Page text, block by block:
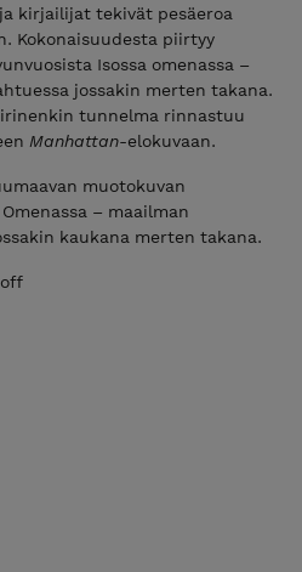
kirjailijat tekivät pesäeroa
Kokonaisuudesta piirtyy
Isossa omenassa –
jossakin merten takana.
tunnelma rinnastuu
Manhattan-elokuvaan.
muotokuvan
– maailman
kaukana merten takana.